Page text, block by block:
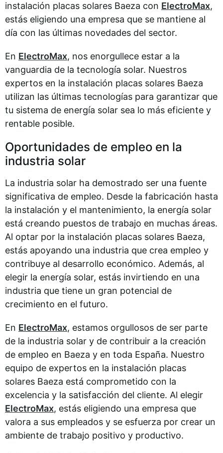
instalación placas solares Baeza con ElectroMax,
estás eligiendo una empresa que se mantiene al
día con las últimas novedades del sector.
En ElectroMax, nos enorgullece estar a la
vanguardia de la tecnología solar. Nuestros
expertos en la instalación placas solares Baeza
utilizan las últimas tecnologías para garantizar que
tu sistema de energía solar sea lo más eficiente y
rentable posible.
Oportunidades de empleo en la
industria solar
La industria solar ha demostrado ser una fuente
significativa de empleo. Desde la fabricación hasta
la instalación y el mantenimiento, la energía solar
está creando puestos de trabajo en muchas áreas.
Al optar por la instalación placas solares Baeza,
estás apoyando una industria que crea empleo y
contribuye al desarrollo económico. Además, al
elegir la energía solar, estás invirtiendo en una
industria que tiene un gran potencial de
crecimiento en el futuro.
En ElectroMax, estamos orgullosos de ser parte
de la industria solar y de contribuir a la creación
de empleo en Baeza y en toda España. Nuestro
equipo de expertos en la instalación placas
solares Baeza está comprometido con la
excelencia y la satisfacción del cliente. Al elegir
ElectroMax, estás eligiendo una empresa que
valora a sus empleados y se esfuerza por crear un
ambiente de trabajo positivo y productivo.